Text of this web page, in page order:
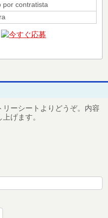
por contratista
ーシートよりどうぞ。内容
げます。